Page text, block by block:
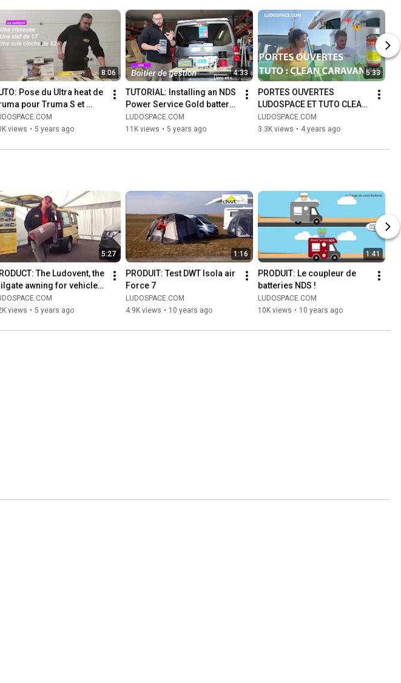
8:06
Pose du Ultra heat de
pour Truma S et
S
views • 5 years ago
4:33
TUTORIAL: Installing an NDS
Power Service Gold battery
charger/isolator in a van
LUDOSPACE.COM
11K views • 5 years ago
5:33
PORTES OUVERTES
LUDOSPACE ET TUTO CLEAN
CARAVANING
LUDOSPACE.COM
3.3K views • 4 years ago
5:27
The Ludovent, the
awning for vehicles
MPVs, campers...)
views • 5 years ago
1:16
PRODUIT: Test DWT Isola air
Force 7
LUDOSPACE.COM
4.9K views • 10 years ago
1:41
PRODUIT: Le coupleur de
batteries NDS !
LUDOSPACE.COM
10K views • 10 years ago